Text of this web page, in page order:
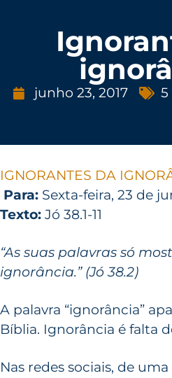
junho 23, 2017 5
IGNORANTES DA
Para: Sexta-feira, 23 de
Texto: Jó 38.1-11
“As suas palavras só
ignorância.” (Jó 38.2)
A palavra “ignorância”
Bíblia. Ignorância é falta
Nas redes sociais, de